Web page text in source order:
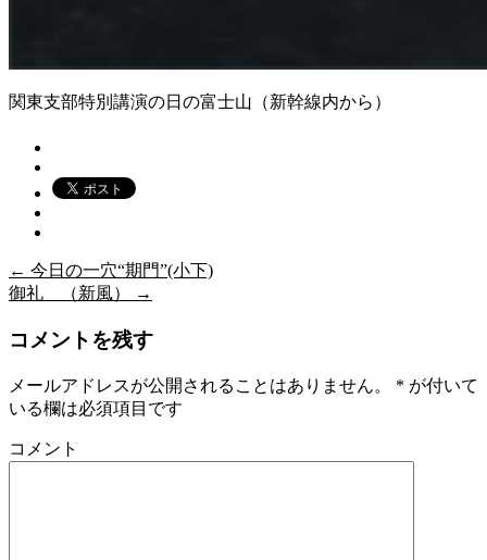
関東支部特別講演の日の富士山（新幹線内から）
← 今日の一穴“期門”(小下)
御礼 （新風）
→
コメントを残す
メールアドレスが公開されることはありません。 * が付いて
いる欄は必須項目です
コメント